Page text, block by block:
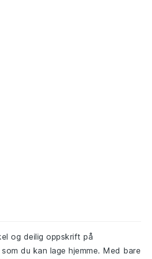
og deilig oppskrift på
du kan lage hjemme. Med bare